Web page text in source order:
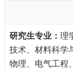
理
技术、材料科学
物理、电气工程